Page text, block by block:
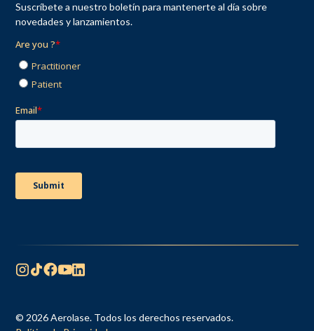
Suscríbete a nuestro boletín para mantenerte al día sobre
novedades y lanzamientos.
© 2026 Aerolase. Todos los derechos reservados.